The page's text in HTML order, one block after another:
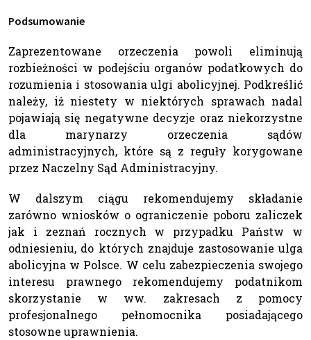
Podsumowanie
Zaprezentowane orzeczenia powoli eliminują
rozbieżności w podejściu organów podatkowych do
rozumienia i stosowania ulgi abolicyjnej. Podkreślić
należy, iż niestety w niektórych sprawach nadal
pojawiają się negatywne decyzje oraz niekorzystne
dla marynarzy orzeczenia sądów
administracyjnych, które są z reguły korygowane
przez Naczelny Sąd Administracyjny.
W dalszym ciągu rekomendujemy składanie
zarówno wniosków o ograniczenie poboru zaliczek
jak i zeznań rocznych w przypadku Państw w
odniesieniu, do których znajduje zastosowanie ulga
abolicyjna w Polsce. W celu zabezpieczenia swojego
interesu prawnego rekomendujemy podatnikom
skorzystanie w ww. zakresach z pomocy
profesjonalnego pełnomocnika posiadającego
stosowne uprawnienia.